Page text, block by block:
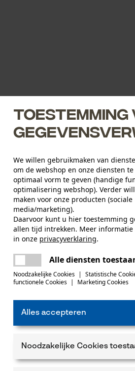
We willen gebruikmaken van
om de webshop en onze diensten
optimaal vorm te geven (handige
optimalisering webshop). Verder
maken voor onze producten (sociale
media/marketing).
Daarvoor kunt u hier toestemming
allen tijd intrekken. Meer
in onze privacyverklaring.
Alle diensten
Noodzakelijke Cookies | Statistische
functionele Cookies | Marketing Cookies
Alles accepteren
Noodzakelijke Cookies
opnieuw te proberen.
mail